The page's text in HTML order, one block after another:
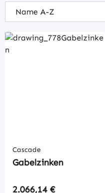
Cascade
Gabelzinken
Regulärer Preis:
2.066,14 €